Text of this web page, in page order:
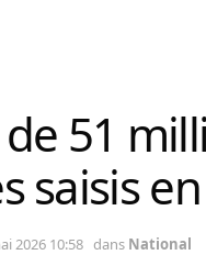
51
saisis
2026 10:58 dans National